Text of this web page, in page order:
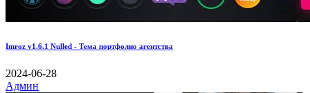
Imroz v1.6.1 Nulled - Тема портфолио агентства
2024-06-28
Админ